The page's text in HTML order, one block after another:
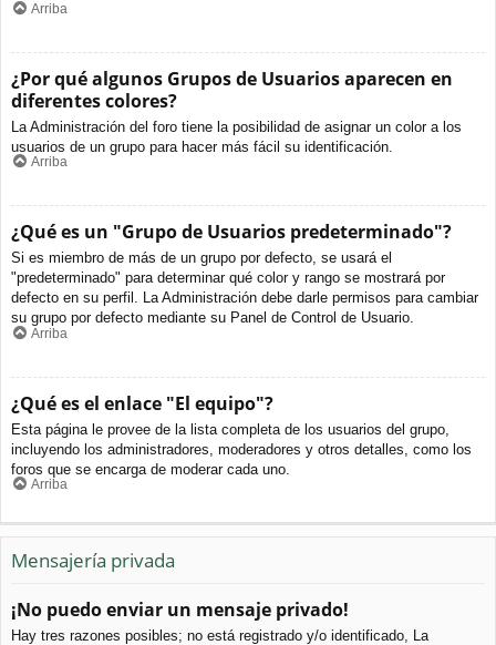
Arriba
¿Por qué algunos Grupos de Usuarios aparecen en
diferentes colores?
La Administración del foro tiene la posibilidad de asignar un color a los
usuarios de un grupo para hacer más fácil su identificación.
Arriba
¿Qué es un "Grupo de Usuarios predeterminado"?
Si es miembro de más de un grupo por defecto, se usará el
"predeterminado" para determinar qué color y rango se mostrará por
defecto en su perfil. La Administración debe darle permisos para cambiar
su grupo por defecto mediante su Panel de Control de Usuario.
Arriba
¿Qué es el enlace "El equipo"?
Esta página le provee de la lista completa de los usuarios del grupo,
incluyendo los administradores, moderadores y otros detalles, como los
foros que se encarga de moderar cada uno.
Arriba
Mensajería privada
¡No puedo enviar un mensaje privado!
Hay tres razones posibles; no está registrado y/o identificado, La